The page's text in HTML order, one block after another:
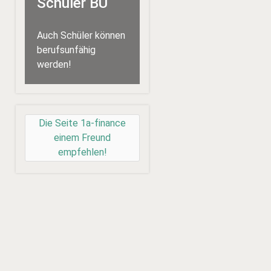
Auch Schüler können
berufsunfähig
werden!
Die Seite 1a-finance
einem Freund
empfehlen!